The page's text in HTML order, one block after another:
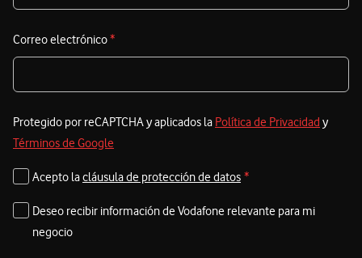
Correo electrónico*
Protegido por reCAPTCHA y aplicados la Política de Privacidad y
Términos de Google
Acepto lacláusula de protección de datos *
Deseo recibir información de Vodafone relevante para mi
negocio